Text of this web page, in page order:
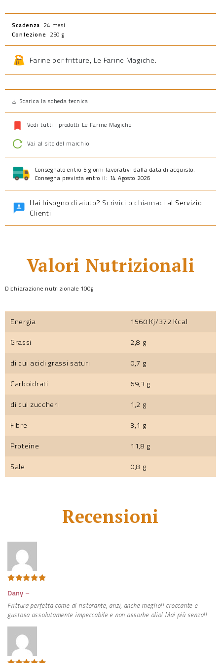
Scadenza 24 mesi
Confezione 250 g
Farine per fritture, Le Farine Magiche.
Scarica la scheda tecnica
Vedi tutti i prodotti Le Farine Magiche
Vai al sito del marchio
Consegnato entro 5 giorni lavorativi dalla data di acquisto.
Consegna prevista entro il: 14 Agosto 2026
Hai bisogno di aiuto? Scrivici o chiamaci al Servizio
Clienti
Valori Nutrizionali
Dichiarazione nutrizionale 100g
Energia
1560 Kj/372 Kcal
Grassi
2,8 g
di cui acidi grassi saturi
0,7 g
Carboidrati
69,3 g
di cui zuccheri
1,2 g
Fibre
3,1 g
Proteine
11,8 g
Sale
0,8 g
Recensioni
su 5
Dany –
Frittura perfetta come al ristorante, anzi, anche meglio!! croccante e
gustosa assolutamente impeccabile e non assorbe olio! Mai più senza!!